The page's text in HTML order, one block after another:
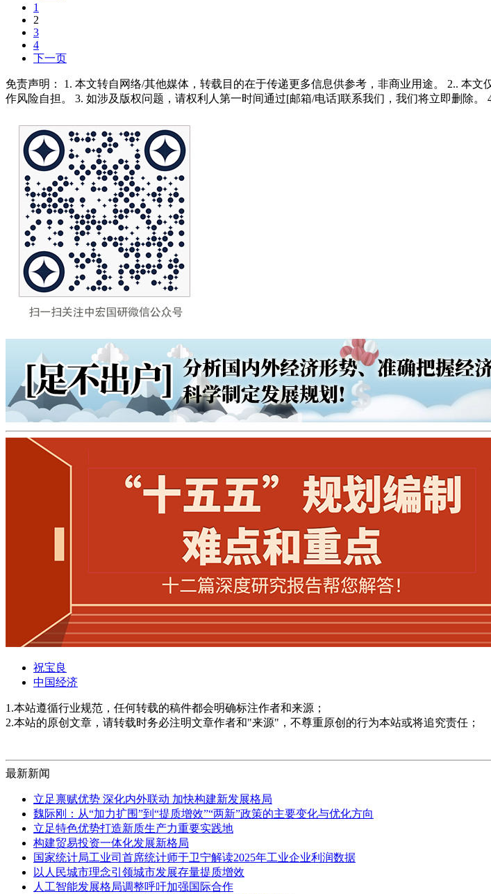
1
2
3
4
下一页
免责声明： 1. 本文转自网络/其他媒体，转载目的在于传递更多信息供参考，非商业用途。 2.. 本
作风险自担。 3. 如涉及版权问题，请权利人第一时间通过[邮箱/电话]联系我们，我们将立即删除
祝宝良
中国经济
1.本站遵循行业规范，任何转载的稿件都会明确标注作者和来源；
2.本站的原创文章，请转载时务必注明文章作者和"来源"，不尊重原创的行为本站或将追究责任；
最新新闻
立足禀赋优势 深化内外联动 加快构建新发展格局
魏际刚：从“加力扩围”到“提质增效”“两新”政策的主要变化与优化方向
立足特色优势打造新质生产力重要实践地
构建贸易投资一体化发展新格局
国家统计局工业司首席统计师于卫宁解读2025年工业企业利润数据
以人民城市理念引领城市发展存量提质增效
人工智能发展格局调整呼吁加强国际合作